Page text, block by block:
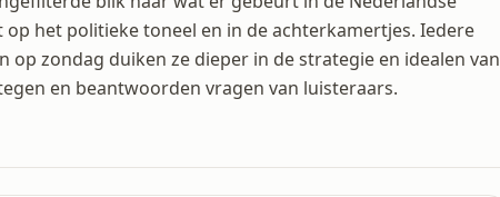
het politieke toneel en in de achterkamertjes. Iedere
zondag duiken ze dieper in de strategie en idealen van
en beantwoorden vragen van luisteraars.